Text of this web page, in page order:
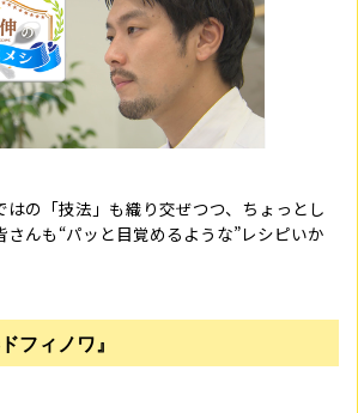
はの「技法」も織り交ぜつつ、ちょっとし
んも“パッと目覚めるような”レシピいか
フィノワ』